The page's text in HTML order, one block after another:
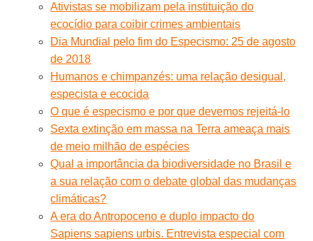
Ativistas se mobilizam pela instituição do
ecocídio para coibir crimes ambientais
Dia Mundial pelo fim do Especismo: 25 de agosto
de 2018
Humanos e chimpanzés: uma relação desigual,
especista e ecocida
O que é especismo e por que devemos rejeitá-lo
Sexta extinção em massa na Terra ameaça mais
de meio milhão de espécies
Qual a importância da biodiversidade no Brasil e
a sua relação com o debate global das mudanças
climáticas?
A era do Antropoceno e duplo impacto do
Sapiens sapiens urbis. Entrevista especial com